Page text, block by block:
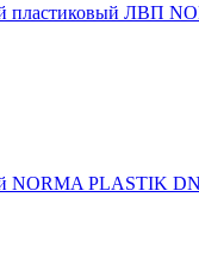
пластиковый ЛВП
NORMA PLASTIK